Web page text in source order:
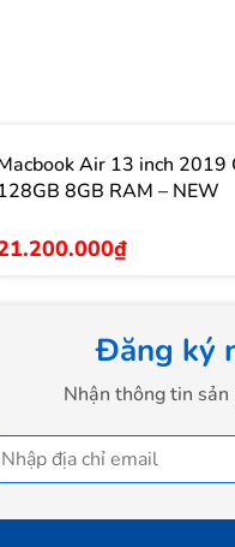
Air 13 inch 2019
128GB 8GB RAM – NEW
Đăng ký
Nhận thông tin